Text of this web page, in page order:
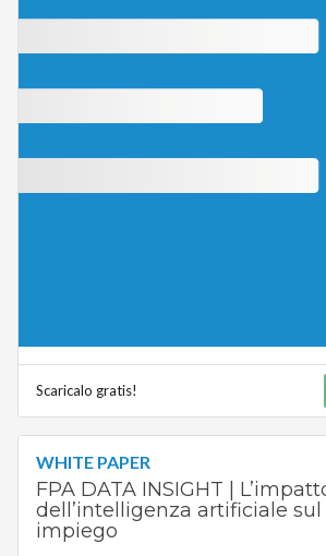
Scaricalo gratis!
WHITE PAPER
FPA DATA INSIGHT |
dell’intelligenza artificiale
impiego